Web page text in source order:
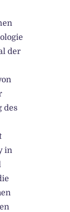
der
des
in